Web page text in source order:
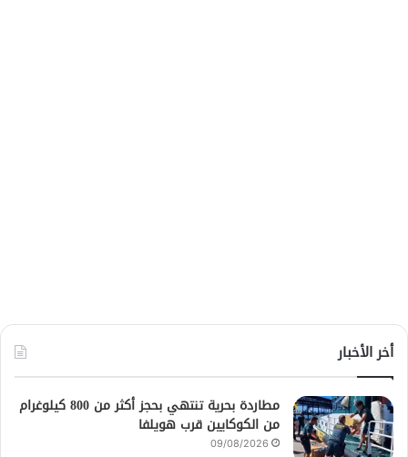
أخر الأخبار
مطاردة بحرية تنتهي بحجز أكثر من 800 كيلوغرام
من الكوكايين قرب هويلفا
09/08/2026